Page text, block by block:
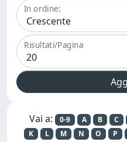
In ordine:
Risultati/Pagina
Vai a: 0-9 A B C
K
L M N O P